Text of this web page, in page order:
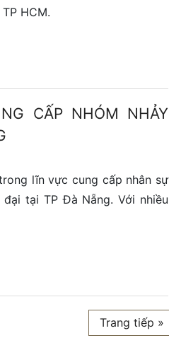
HCM.
CẤP NHÓM NHẢY
lĩn vực cung cấp nhân sự
tại TP Đà Nẵng. Với nhiều
Trang tiếp »